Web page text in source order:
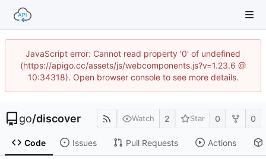
JavaScript error: Cannot read property '0' of undefined
(https://apigo.cc/assets/js/webcomponents.js?v=1.23.6 @
10:34318). Open browser console to see more details.
go/discover Watch 2 Star 0 0
Code Issues Pull Requests Actions